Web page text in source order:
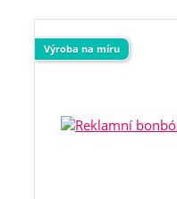
Výroba na míru